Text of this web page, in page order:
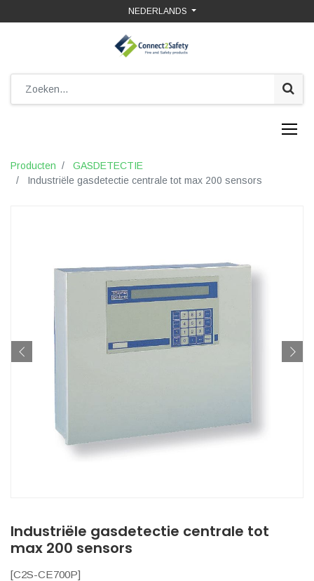
NEDERLANDS
Producten
GASDETECTIE
Industriële gasdetectie centrale tot max 200 sensors
Industriële gasdetectie centrale tot
max 200 sensors
[C2S-CE700P]